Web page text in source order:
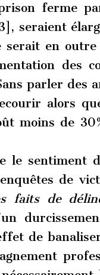
ferme
seraient
serait en
des
parler des
alors
moins de
le sentiment
de
faits de
de